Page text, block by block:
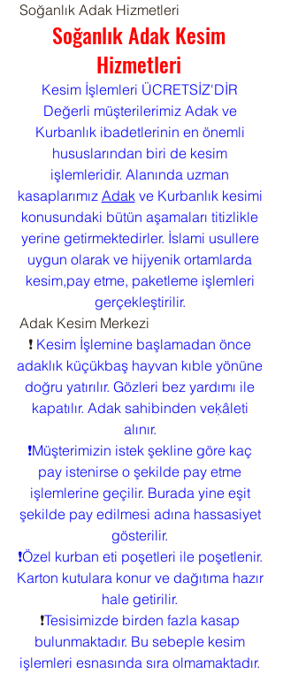
Soğanlık Adak Hizmetleri
Soğanlık Adak Kesim
Hizmetleri
Kesim İşlemleri ÜCRETSİZ'DİR
Değerli müşterilerimiz Adak ve
Kurbanlık ibadetlerinin en önemli
hususlarından biri de kesim
işlemleridir. Alanında uzman
kasaplarımız Adak ve Kurbanlık kesimi
konusundaki bütün aşamaları titizlikle
yerine getirmektedirler. İslami usullere
uygun olarak ve hijyenik ortamlarda
kesim,pay etme, paketleme işlemleri
gerçekleştirilir.
Adak Kesim Merkezi
❗ Kesim İşlemine başlamadan önce
adaklık küçükbaş hayvan kıble yönüne
doğru yatırılır. Gözleri bez yardımı ile
kapatılır. Adak sahibinden veķâleti
alınır.
❗Müşterimizin istek şekline göre kaç
pay istenirse o şekilde pay etme
işlemlerine geçilir. Burada yine eşit
şekilde pay edilmesi adına hassasiyet
gösterilir.
❗Özel kurban eti poşetleri ile poşetlenir.
Karton kutulara konur ve dağıtıma hazır
hale getirilir.
❗Tesisimizde birden fazla kasap
bulunmaktadır. Bu sebeple kesim
işlemleri esnasında sıra olmamaktadır.